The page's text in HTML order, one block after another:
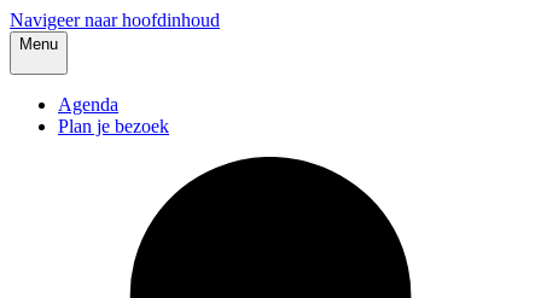
Navigeer naar hoofdinhoud
Menu
Agenda
Plan je bezoek